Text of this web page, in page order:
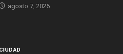
agosto 7, 2026
CIUDAD